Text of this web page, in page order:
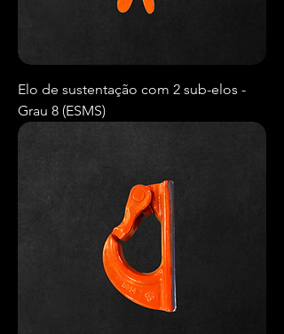
Elo de sustentação com 2 sub-elos -
Grau 8 (ESMS)